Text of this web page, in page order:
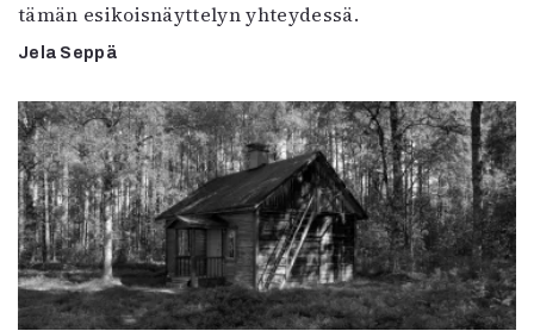
tämän esikoisnäyttelyn yhteydessä.
Jela Seppä